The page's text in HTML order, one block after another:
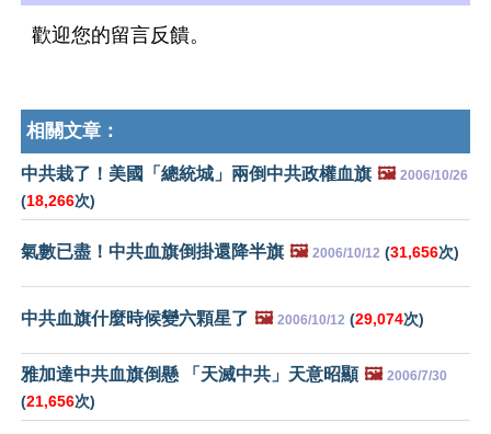
歡迎您的留言反饋。
相關文章：
中共栽了！美國「總統城」兩倒中共政權血旗 🖼️ 2006/10/26
(18,266次)
氣數已盡！中共血旗倒掛還降半旗 🖼️ 2006/10/12 (31,656次)
中共血旗什麼時候變六顆星了 🖼️ 2006/10/12 (29,074次)
雅加達中共血旗倒懸 「天滅中共」天意昭顯 🖼️ 2006/7/30
(21,656次)